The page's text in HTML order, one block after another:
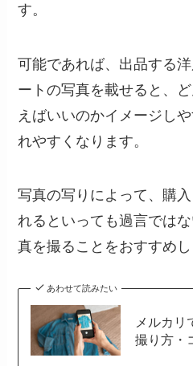
す。
可能であれば、出品する
ートの写真を載せると、
えばいいのかイメージし
れやすくなります。
写真の写りによって、購
れるといっても過言では
真を撮ることをおすすめし
あわせて読みたい
メルカリ
撮り方・